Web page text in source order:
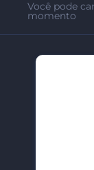
Você pode
momento